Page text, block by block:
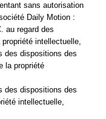
sans autorisation
Daily Motion :
au regard des
intellectuelle,
des dispositions des
la propriété
des dispositions des
intellectuelle,